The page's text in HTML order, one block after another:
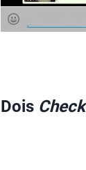
Dois